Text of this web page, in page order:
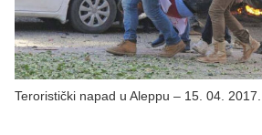
Teroristički napad u Aleppu – 15. 04. 2017.